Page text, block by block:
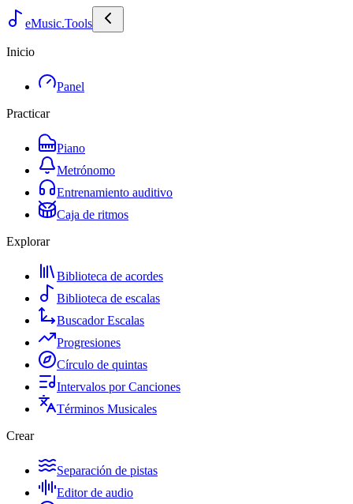
eMusic.Tools
Inicio
Panel
Practicar
Piano
Metrónomo
Entrenamiento auditivo
Caja de ritmos
Explorar
Biblioteca de acordes
Biblioteca de escalas
Buscador Escalas
Progresiones
Círculo de quintas
Intervalos por Canciones
Términos Musicales
Crear
Separación de pistas
Editor de audio